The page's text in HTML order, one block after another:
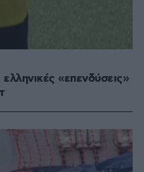
«επενδύσεις»